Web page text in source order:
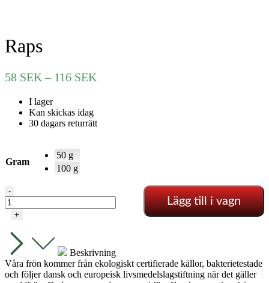
Raps
58 SEK – 116 SEK
116 SEK
I lager
Kan skickas idag
30 dagars returrätt
Gram
50 g
100 g
Raps
mängd
-
+
Lägg till i vagn
Beskrivning
Våra frön kommer från ekologiskt certifierade källor, bakterietestade
och följer dansk och europeisk livsmedelslagstiftning när det gäller